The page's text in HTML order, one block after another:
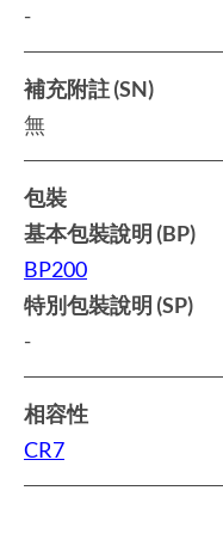
-
補充附註 (SN)
無
包裝
基本包裝說明 (BP)
BP200
特別包裝說明 (SP)
-
相容性
CR7